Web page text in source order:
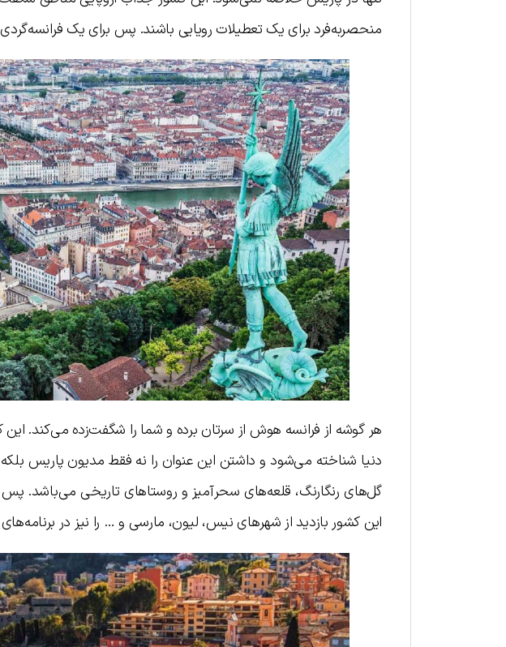
منحصربه‌فرد برای یک تعطیلات رویایی باشند. پس برای یک
هر گوشه از فرانسه هوش از سرتان برده و شما را شگفت‌زده می‌کند. این
دنیا شناخته می‌شود و داشتن این عنوان را نه فقط مدیون پاریس
گل‌های رنگارنگ، قلعه‌های سحرآمیز و روستاهای تاریخی می‌باشد.
این کشور بازدید از شهرهای نیس، لیون، مارسی و … را نیز در